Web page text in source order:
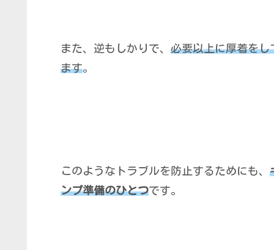
また、逆もしかりで、 必要以上に厚着をし
ます。
このようなトラブルを防止するためにも、
ンプ準備のひとつです。